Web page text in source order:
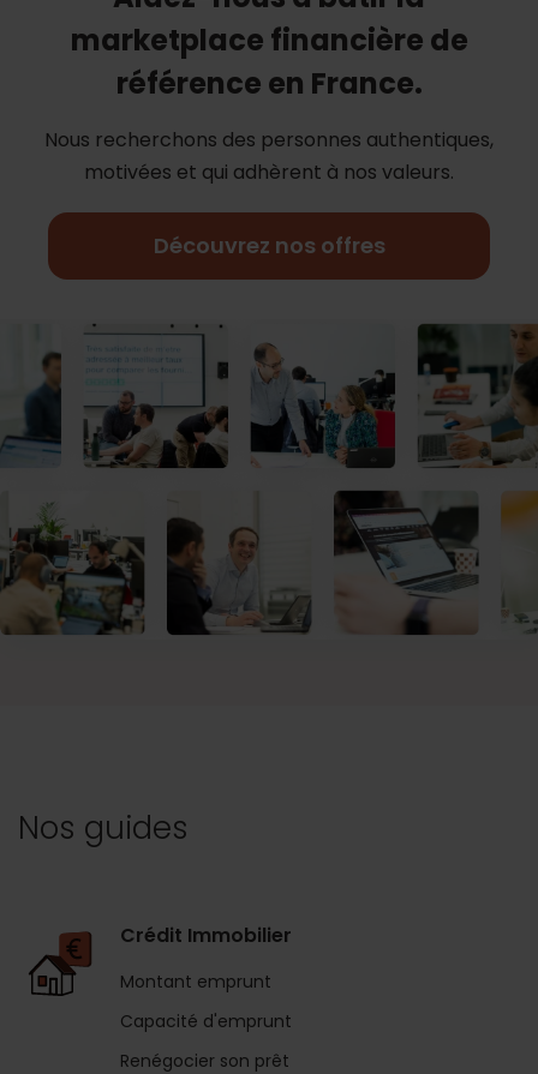
marketplace financière de
référence en France.
Nous recherchons des personnes authentiques,
motivées et qui adhèrent à nos valeurs.
Découvrez nos offres
Nos guides
Crédit Immobilier
Montant emprunt
Capacité d'emprunt
Renégocier son prêt